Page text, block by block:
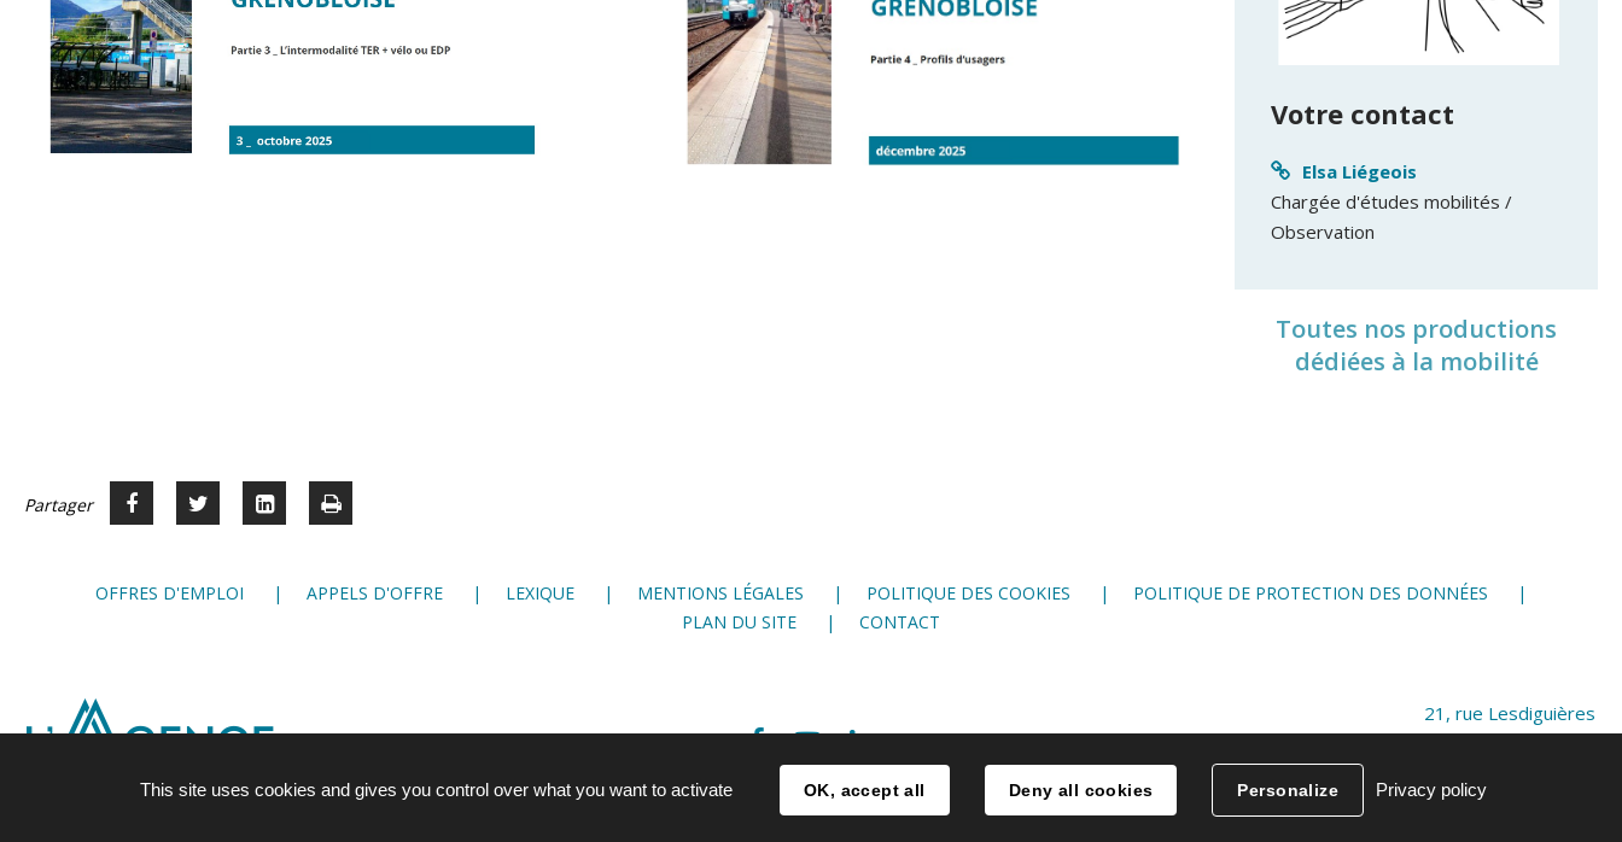
Votre contact
Elsa Liégeois
Chargée d'études mobilités /
Observation
Toutes nos productions
dédiées à la mobilité
Partager Partager
Facebook
Partager
Twitter
Voir
LinkedIn
Imprimer
OFFRES D'EMPLOI APPELS D'OFFRE LEXIQUE MENTIONS LÉGALES POLITIQUE DES COOKIES
POLITIQUE DE PROTECTION DES DONNÉES
PLAN DU SITE
CONTACT
FacebookYoutubeLinkedIn
21, rue Lesdiguières
38 000 Grenoble
This site uses cookies and gives you control over what you want to activate OK, accept all Deny all cookies Personalize Privacy policy